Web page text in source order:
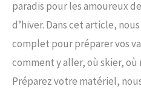
paradis pour les amoureux
d’hiver. Dans cet article,
complet pour préparer vos
comment y aller, où skier,
Préparez votre matériel,